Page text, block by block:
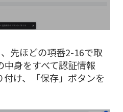
先ほどの項番2-16で取
身をすべて認証情報
け、「保存」ボタンを